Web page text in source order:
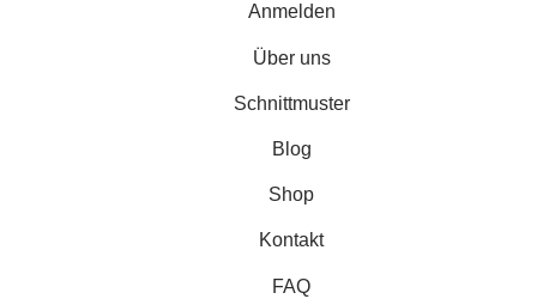
Anmelden
Über uns
Schnittmuster
Blog
Shop
Kontakt
FAQ